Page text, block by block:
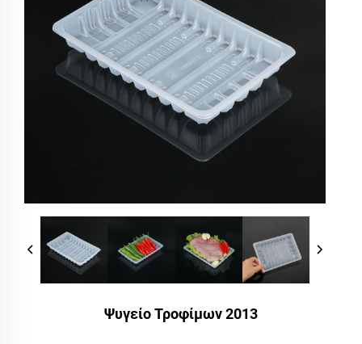
Ψυγείο Τροφίμων 2013